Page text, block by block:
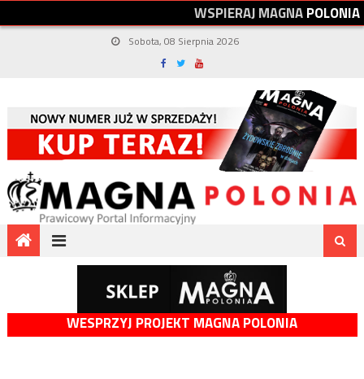
WSPIERAJMAGNAPOLONIA
Sobota, 08 Sierpnia 2026
WESPRZYJ PROJEKT MAGNA POLONIA